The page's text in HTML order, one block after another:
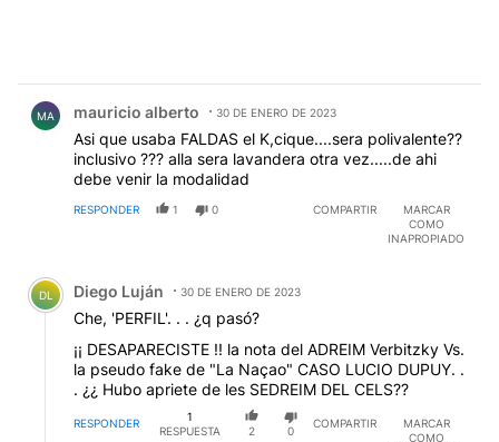
MA mauricio alberto 30 DE ENERO DE 2023
Asi que usaba FALDAS el K,cique....sera polivalente??
inclusivo ??? alla sera lavandera otra vez.....de ahi
debe venir la modalidad
RESPONDER 1 0 COMPARTIR
MARCAR
COMO
INAPROPIADO
Comentario de Diego Luján.
DL Diego Luján 30 DE ENERO DE 2023
Che, 'PERFIL'. . . ¿q pasó?
¡¡ DESAPARECISTE !! la nota del ADREIM Verbitzky Vs.
la pseudo fake de "La Naçao" CASO LUCIO DUPUY. .
. ¿¿ Hubo apriete de les SEDREIM DEL CELS??
RESPONDER
1
RESPUESTA
2 0
COMPARTIR
MARCAR
COMO